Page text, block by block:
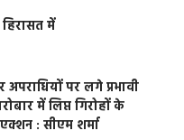
में
अपराधियों पर लगे प्रभावी
में लिप्त गिरोहों के
: सीएम शर्मा